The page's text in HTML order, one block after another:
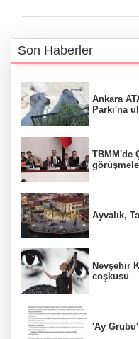
Son Haberler
Ankara
Parkı'na
TBMM'de
Ayvalık,
Nevşehir
coşkusu
'Ay